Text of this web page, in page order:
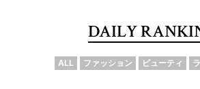
DAILY
ALL ファッション ビューティ